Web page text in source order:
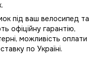
під ваш велосипед та
офіційну гарантію,
можливість оплати
по Україні.